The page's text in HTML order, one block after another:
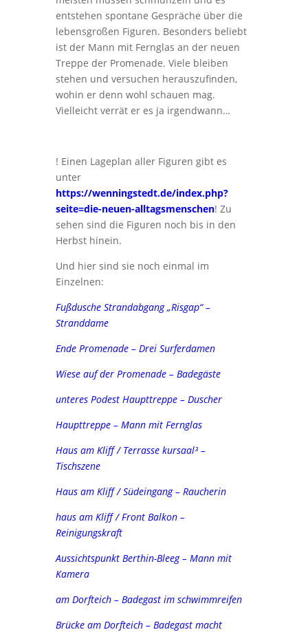
entstehen spontane Gespräche über die
lebensgroßen Figuren. Besonders beliebt
ist der Mann mit Fernglas an der neuen
Treppe der Promenade. Viele bleiben
stehen und versuchen herauszufinden,
wohin er denn wohl schauen mag.
Vielleicht verrät er es ja irgendwann…
! Einen Lageplan aller Figuren gibt es
unter
https://wenningstedt.de/index.php?
seite=die-neuen-alltagsmenschen! Zu
sehen sind die Figuren noch bis in den
Herbst hinein.
Und hier sind sie noch einmal im
Einzelnen:
Fußdusche Strandabgang „Risgap“ –
Stranddame
Ende Promenade – Drei Surferdamen
Wiese auf der Promenade – Badegäste
unteres Podest Haupttreppe – Duscher
Haupttreppe – Mann mit Fernglas
Haus am Kliff / Terrasse kursaal³ –
Tischszene
Haus am Kliff / Südeingang – Raucherin
haus am Kliff / Front Balkon –
Reinigungskraft
Aussichtspunkt Berthin-Bleeg – Mann mit
Kamera
am Dorfteich – Badegast im schwimmreifen
Brücke am Dorfteich – Badegast macht